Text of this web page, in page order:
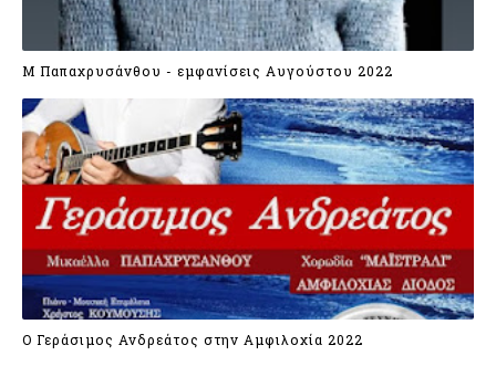
Μ Παπαχρυσάνθου - εμφανίσεις Αυγούστου 2022
Ο Γεράσιμος Ανδρεάτος στην Αμφιλοχία 2022